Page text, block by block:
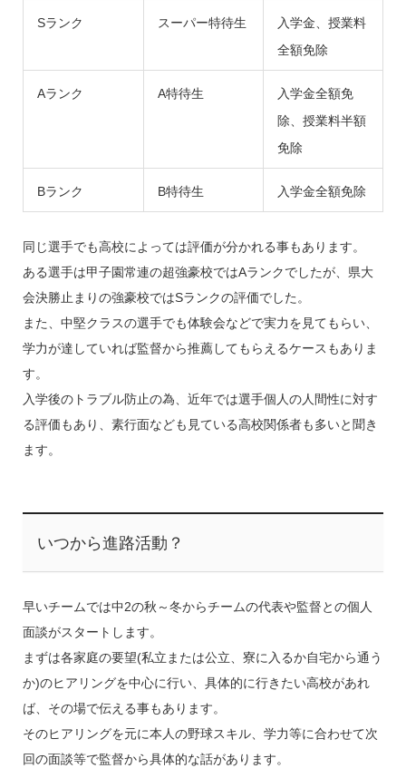
Sランク スーパー特待生
入学金、授業料
全額免除
Aランク A特待生
入学金全額免
除、授業料半額
免除
Bランク B特待生 入学金全額免除
同じ選手でも高校によっては評価が分かれる事もあります。
ある選手は甲子園常連の超強豪校ではAランクでしたが、県大
会決勝止まりの強豪校ではSランクの評価でした。
また、中堅クラスの選手でも体験会などで実力を見てもらい、
学力が達していれば監督から推薦してもらえるケースもありま
す。
入学後のトラブル防止の為、近年では選手個人の人間性に対す
る評価もあり、素行面なども見ている高校関係者も多いと聞き
ます。
いつから進路活動？
早いチームでは中2の秋～冬からチームの代表や監督との個人
面談がスタートします。
まずは各家庭の要望(私立または公立、寮に入るか自宅から通う
か)のヒアリングを中心に行い、具体的に行きたい高校があれ
ば、その場で伝える事もあります。
そのヒアリングを元に本人の野球スキル、学力等に合わせて次
回の面談等で監督から具体的な話があります。